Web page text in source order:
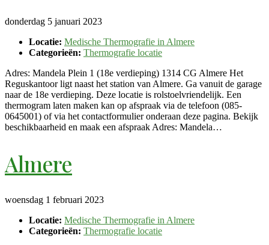
donderdag 5 januari 2023
Locatie: Medische Thermografie in Almere
Categorieën: Thermografie locatie
Adres: Mandela Plein 1 (18e verdieping) 1314 CG Almere Het
Reguskantoor ligt naast het station van Almere. Ga vanuit de garage
naar de 18e verdieping. Deze locatie is rolstoelvriendelijk. Een
thermogram laten maken kan op afspraak via de telefoon (085-
0645001) of via het contactformulier onderaan deze pagina. Bekijk
beschikbaarheid en maak een afspraak Adres: Mandela…
Almere
woensdag 1 februari 2023
Locatie: Medische Thermografie in Almere
Categorieën: Thermografie locatie